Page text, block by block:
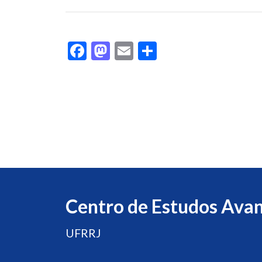
Facebook
Mastodon
Email
Centro de Estudos
UFRRJ